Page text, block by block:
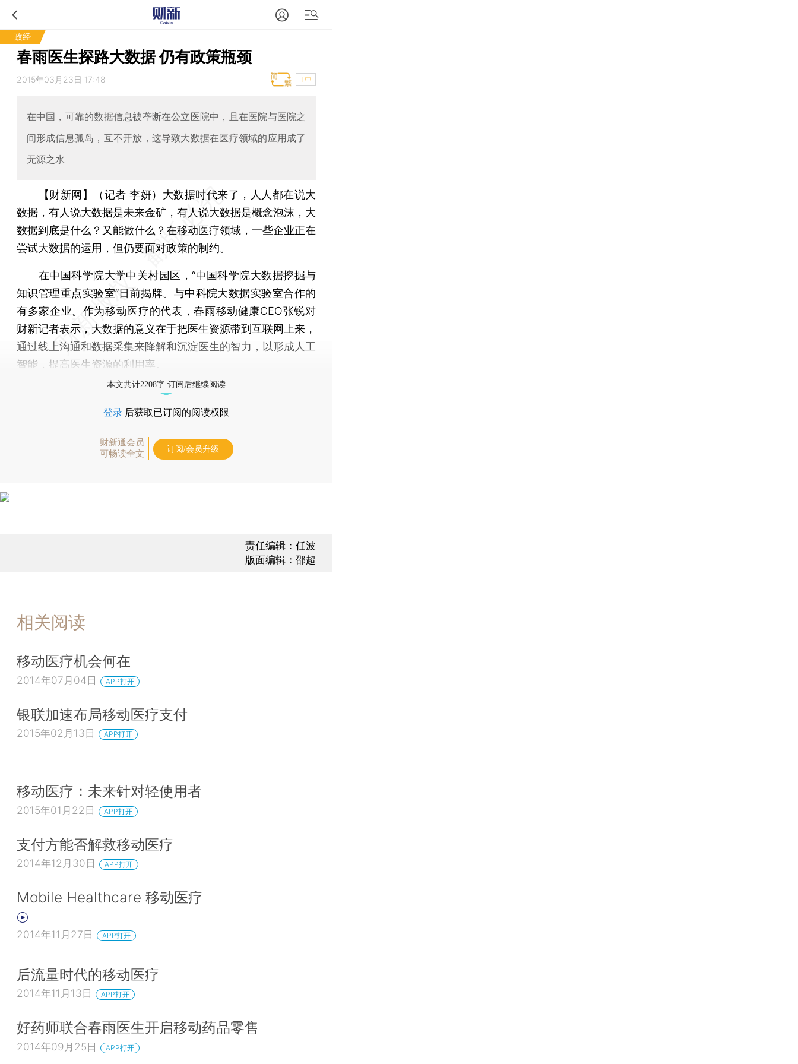
政经
春雨医生探路大数据 仍有政策瓶颈
2015年03月23日 17:48 T中
在中国，可靠的数据信息被垄断在公立医院中，且在医院与医院之
间形成信息孤岛，互不开放，这导致大数据在医疗领域的应用成了
无源之水
【财新网】（记者李妍） 大数据时代来了，人人都在说大
数据，有人说大数据是未来金矿，有人说大数据是概念泡沫，大
数据到底是什么？又能做什么？在移动医疗领域，一些企业正在
尝试大数据的运用，但仍要面对政策的制约。
在中国科学院大学中关村园区，“中国科学院大数据挖掘与
知识管理重点实验室”日前揭牌。与中科院大数据实验室合作的
有多家企业。作为移动医疗的代表，春雨移动健康CEO张锐对
财新记者表示，大数据的意义在于把医生资源带到互联网上来，
通过线上沟通和数据采集来降解和沉淀医生的智力，以形成人工
智能，提高医生资源的利用率。
本文共计2208字 订阅后继续阅读
登录 后获取已订阅的阅读权限
财新通会员
可畅读全文
订阅/会员升级
责任编辑：任波
版面编辑：邵超
相关阅读
移动医疗机会何在
2014年07月04日 APP打开
银联加速布局移动医疗支付
2015年02月13日 APP打开
移动医疗：未来针对轻使用者
2015年01月22日 APP打开
支付方能否解救移动医疗
2014年12月30日 APP打开
Mobile Healthcare 移动医疗
2014年11月27日 APP打开
后流量时代的移动医疗
2014年11月13日 APP打开
好药师联合春雨医生开启移动药品零售
2014年09月25日 APP打开